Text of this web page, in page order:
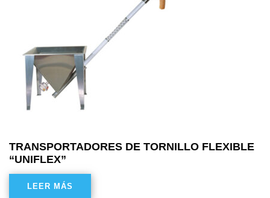
TRANSPORTADORES DE TORNILLO FLEXIBLE
“UNIFLEX”
LEER MÁS